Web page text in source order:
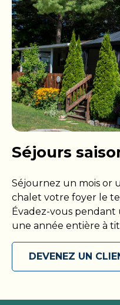
Séjours
Séjournez un mois or
chalet votre foyer le
Évadez-vous pendant
une année entière à
Présentez-vous avec
vous dans votre
séjour parmi nous en
DEVENEZ UN